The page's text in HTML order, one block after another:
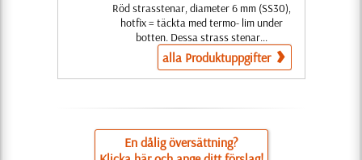
Röd strasstenar, diameter 6 mm (SS30),
hotfix = täckta med termo- lim under
botten. Dessa strass stenar...
alla Produktuppgifter
En dålig översättning?